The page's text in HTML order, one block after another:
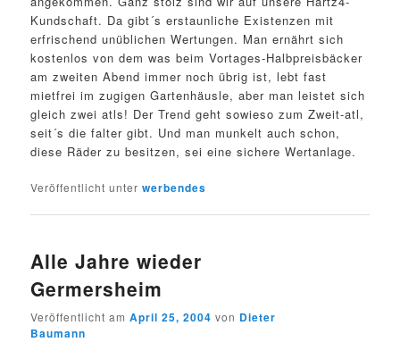
Kundschaft. Da gibt´s erstaunliche Existenzen mit
erfrischend unüblichen Wertungen. Man ernährt sich
kostenlos von dem was beim Vortages-Halbpreisbäcker
am zweiten Abend immer noch übrig ist, lebt fast
mietfrei im zugigen Gartenhäusle, aber man leistet sich
gleich zwei atls! Der Trend geht sowieso zum Zweit-atl,
seit´s die falter gibt. Und man munkelt auch schon,
diese Räder zu besitzen, sei eine sichere Wertanlage.
Veröffentlicht unter werbendes
Alle Jahre wieder
Germersheim
Veröffentlicht amApril 25, 2004 von Dieter
Baumann